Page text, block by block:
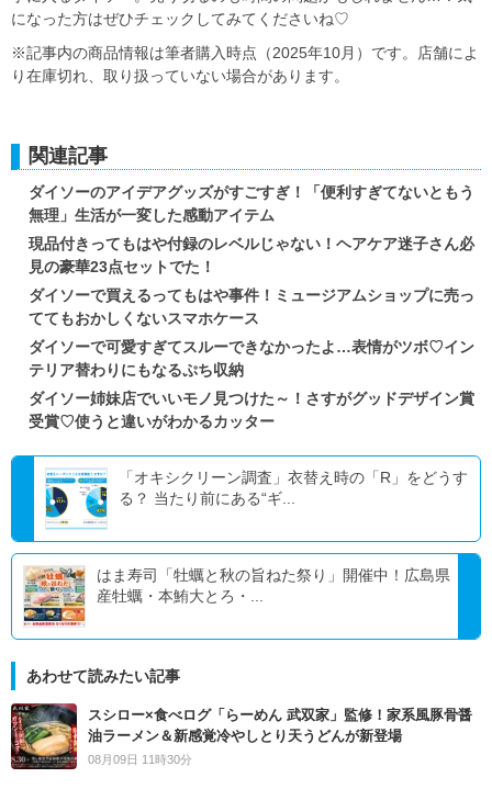
になった方はぜひチェックしてみてくださいね♡
※記事内の商品情報は筆者購入時点（2025年10月）です。店舗によ
り在庫切れ、取り扱っていない場合があります。
関連記事
ダイソーのアイデアグッズがすごすぎ！「便利すぎてないともう
無理」生活が一変した感動アイテム
現品付きってもはや付録のレベルじゃない！ヘアケア迷子さん必
見の豪華23点セットでた！
ダイソーで買えるってもはや事件！ミュージアムショップに売っ
ててもおかしくないスマホケース
ダイソーで可愛すぎてスルーできなかったよ…表情がツボ♡イン
テリア替わりにもなるぷち収納
ダイソー姉妹店でいいモノ見つけた～！さすがグッドデザイン賞
受賞♡使うと違いがわかるカッター
「オキシクリーン調査」衣替え時の「R」をどうす
る？ 当たり前にある“ギ...
はま寿司「牡蠣と秋の旨ねた祭り」開催中！広島県
産牡蠣・本鮪大とろ・...
あわせて読みたい記事
スシロー×食べログ「らーめん 武双家」監修！家系風豚骨醤
油ラーメン＆新感覚冷やしとり天うどんが新登場
08月09日 11時30分